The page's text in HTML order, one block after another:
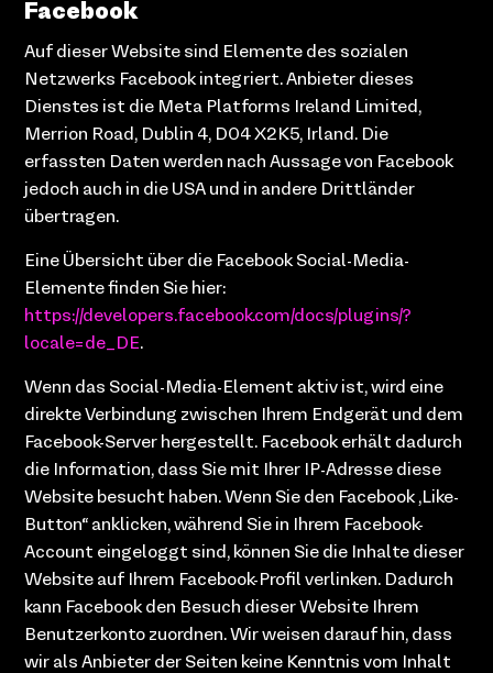
Facebook
Auf dieser Website sind Elemente des sozialen
Netzwerks Facebook integriert. Anbieter dieses
Dienstes ist die Meta Platforms Ireland Limited,
Merrion Road, Dublin 4, D04 X2K5, Irland. Die
erfassten Daten werden nach Aussage von Facebook
jedoch auch in die USA und in andere Drittländer
übertragen.
Eine Übersicht über die Facebook Social-Media-
Elemente finden Sie hier:
https://developers.facebook.com/docs/plugins/?
locale=de_DE.
Wenn das Social-Media-Element aktiv ist, wird eine
direkte Verbindung zwischen Ihrem Endgerät und dem
Facebook-Server hergestellt. Facebook erhält dadurch
die Information, dass Sie mit Ihrer IP-Adresse diese
Website besucht haben. Wenn Sie den Facebook „Like-
Button“ anklicken, während Sie in Ihrem Facebook-
Account eingeloggt sind, können Sie die Inhalte dieser
Website auf Ihrem Facebook-Profil verlinken. Dadurch
kann Facebook den Besuch dieser Website Ihrem
Benutzerkonto zuordnen. Wir weisen darauf hin, dass
wir als Anbieter der Seiten keine Kenntnis vom Inhalt